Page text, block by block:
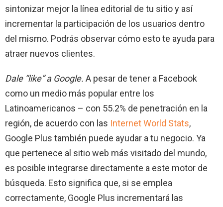
sintonizar mejor la línea editorial de tu sitio y así
incrementar la participación de los usuarios dentro
del mismo. Podrás observar cómo esto te ayuda para
atraer nuevos clientes.
Dale “like” a Google. A pesar de tener a Facebook
como un medio más popular entre los
Latinoamericanos – con 55.2% de penetración en la
región, de acuerdo con las Internet World Stats,
Google Plus también puede ayudar a tu negocio. Ya
que pertenece al sitio web más visitado del mundo,
es posible integrarse directamente a este motor de
búsqueda. Esto significa que, si se emplea
correctamente, Google Plus incrementará las